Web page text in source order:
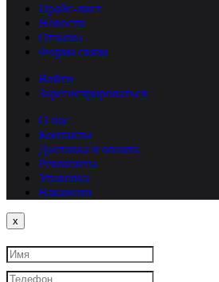
Прайс-лист
Новости
Отзывы
Форма связи
Войти
Зарегистрироваться
О нас
Контакты
Доставка и оплата
Реквизиты
Упаковка
Вакансии
x